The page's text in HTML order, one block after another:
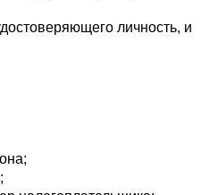
личность, и